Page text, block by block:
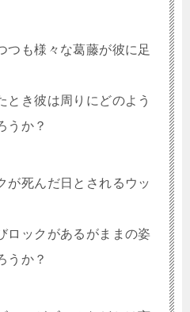
つも様々な葛藤が彼に足
とき彼は周りにどのよう
うか？
が死んだ日とされるウッ
ロックがあるがままの姿
うか？